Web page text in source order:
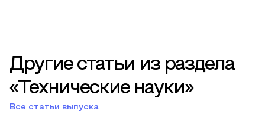
Другие статьи из раздела
«Технические науки»
Все статьи выпуска